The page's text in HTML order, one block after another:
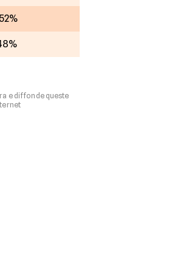
e diffonde queste